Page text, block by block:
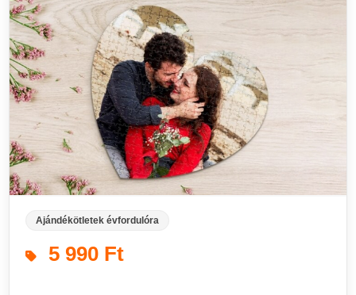
Ajándékötletek évfordulóra
5 990 Ft